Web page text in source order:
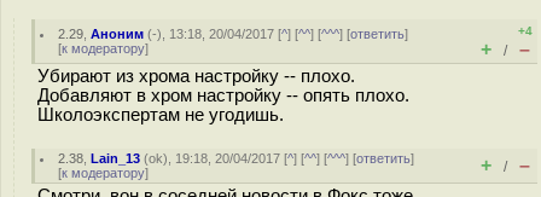
2.29 ,Аноним (-), 13:18, 20/04/2017 [^] [^^] [^^^] [ответить]
[к модератору]
+4
+ / –
Убирают из хрома настройку -- плохо.
Добавляют в хром настройку -- опять плохо.
Школоэкспертам не угодишь.
2.38 ,Lain_13 (ok), 19:18, 20/04/2017 [^] [^^] [^^^] [ответить]
[к модератору] + / –